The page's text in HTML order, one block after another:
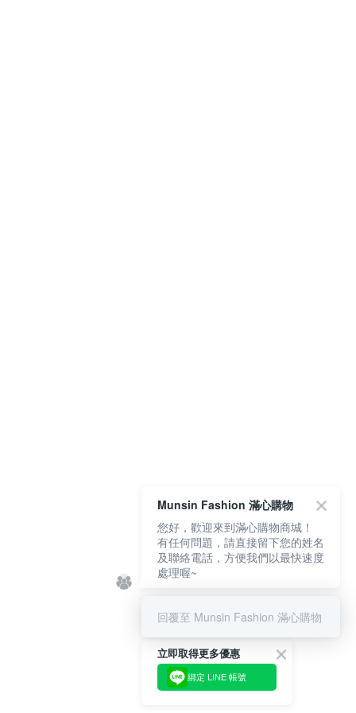
立即取得更多優惠
綁定 LINE 帳號
Munsin Fashion 滿心購物
您好，歡迎來到滿心購物商城！
有任何問題，請直接留下您的姓名
及聯絡電話，方便我們以最快速度
處理喔~
回覆至 Munsin Fashion 滿心購物